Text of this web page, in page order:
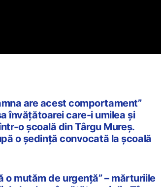
are acest comportament”
învățătoarei care-i umilea și
o școală din Târgu Mureș.
o ședință convocată la școală
o mutăm de urgență” – mărturiile